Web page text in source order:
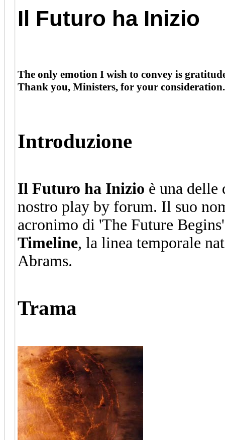
Il Futuro ha Inizio
The only emotion I wish to convey is
Thank you, Ministers, for your consideration.
Introduzione
Il Futuro ha Inizio è una
nostro play by forum. Il suo
acronimo di 'The Future
Timeline, la linea temporale
Abrams.
Trama